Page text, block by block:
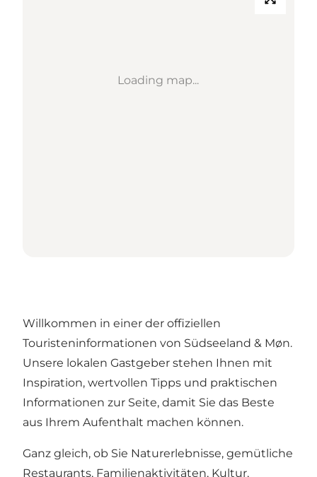
Loading map...
Willkommen in einer der offiziellen
Touristeninformationen von Südseeland & Møn.
Unsere lokalen Gastgeber stehen Ihnen mit
Inspiration, wertvollen Tipps und praktischen
Informationen zur Seite, damit Sie das Beste
aus Ihrem Aufenthalt machen können.
Ganz gleich, ob Sie Naturerlebnisse, gemütliche
Restaurants, Familienaktivitäten, Kultur,